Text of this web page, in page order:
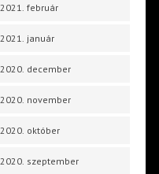
2021. február
2021. január
2020. december
2020. november
2020. október
2020. szeptember